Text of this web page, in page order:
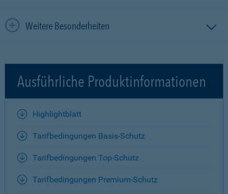
Weitere Besonderheiten
Ausführliche Produktinformationen
Highlightblatt
Tarifbedingungen Basis-Schutz
Tarifbedingungen Top-Schutz
Tarifbedingungen Premium-Schutz